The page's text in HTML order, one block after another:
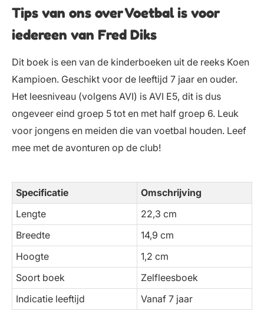
Tips van ons over Voetbal is voor
iedereen van Fred Diks
Dit boek is een van de kinderboeken uit de reeks Koen
Kampioen. Geschikt voor de leeftijd 7 jaar en ouder.
Het leesniveau (volgens AVI) is AVI E5, dit is dus
ongeveer eind groep 5 tot en met half groep 6. Leuk
voor jongens en meiden die van voetbal houden. Leef
mee met de avonturen op de club!
Specificatie
Omschrijving
Lengte
22,3 cm
Breedte
14,9 cm
Hoogte
1,2 cm
Soort boek
Zelfleesboek
Indicatie leeftijd
Vanaf 7 jaar